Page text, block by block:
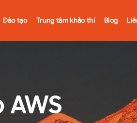
Đào tạo Trung tâm khảo thí Blog